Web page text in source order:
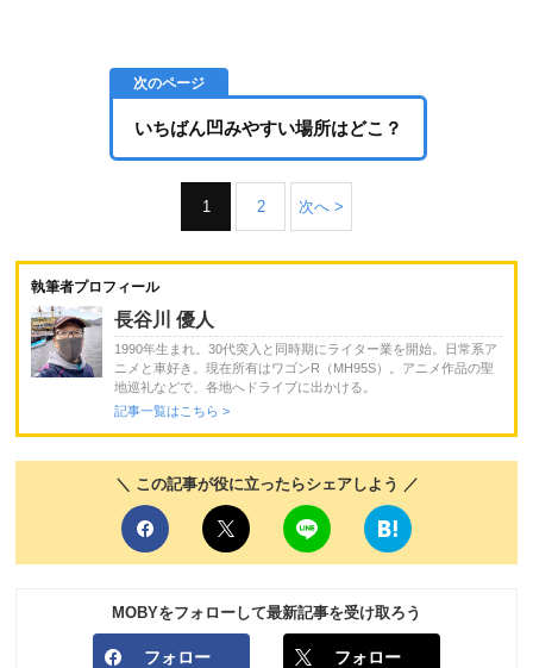
いちばん凹みやすい場所はどこ？
1 2 次へ >
執筆者プロフィール
長谷川 優人
1990年生まれ。30代突入と同時期にライター業を開始。日常系ア
ニメと車好き。現在所有はワゴンR（MH95S）。アニメ作品の聖
地巡礼などで、各地へドライブに出かける。
記事一覧はこちら >
＼ この記事が役に立ったらシェアしよう ／
MOBYをフォローして最新記事を受け取ろう
フォロー フォロー